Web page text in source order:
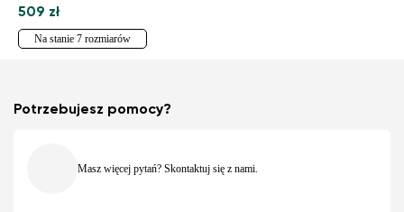
509 zł
Na stanie 7 rozmiarów
Potrzebujesz pomocy?
Masz więcej pytań? Skontaktuj się z nami.